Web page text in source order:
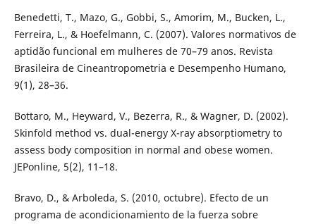
Benedetti, T., Mazo, G., Gobbi, S., Amorim, M., Bucken, L.,
Ferreira, L., & Hoefelmann, C. (2007). Valores normativos de
aptidão funcional em mulheres de 70–79 anos. Revista
Brasileira de Cineantropometria e Desempenho Humano,
9(1), 28–36.
Bottaro, M., Heyward, V., Bezerra, R., & Wagner, D. (2002).
Skinfold method vs. dual-energy X-ray absorptiometry to
assess body composition in normal and obese women.
JEPonline, 5(2), 11–18.
Bravo, D., & Arboleda, S. (2010, octubre). Efecto de un
programa de acondicionamiento de la fuerza sobre